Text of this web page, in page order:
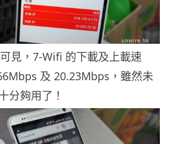
見，7-Wifi 的下載及上載速
及 20.23Mbps，雖然未
分夠用了！